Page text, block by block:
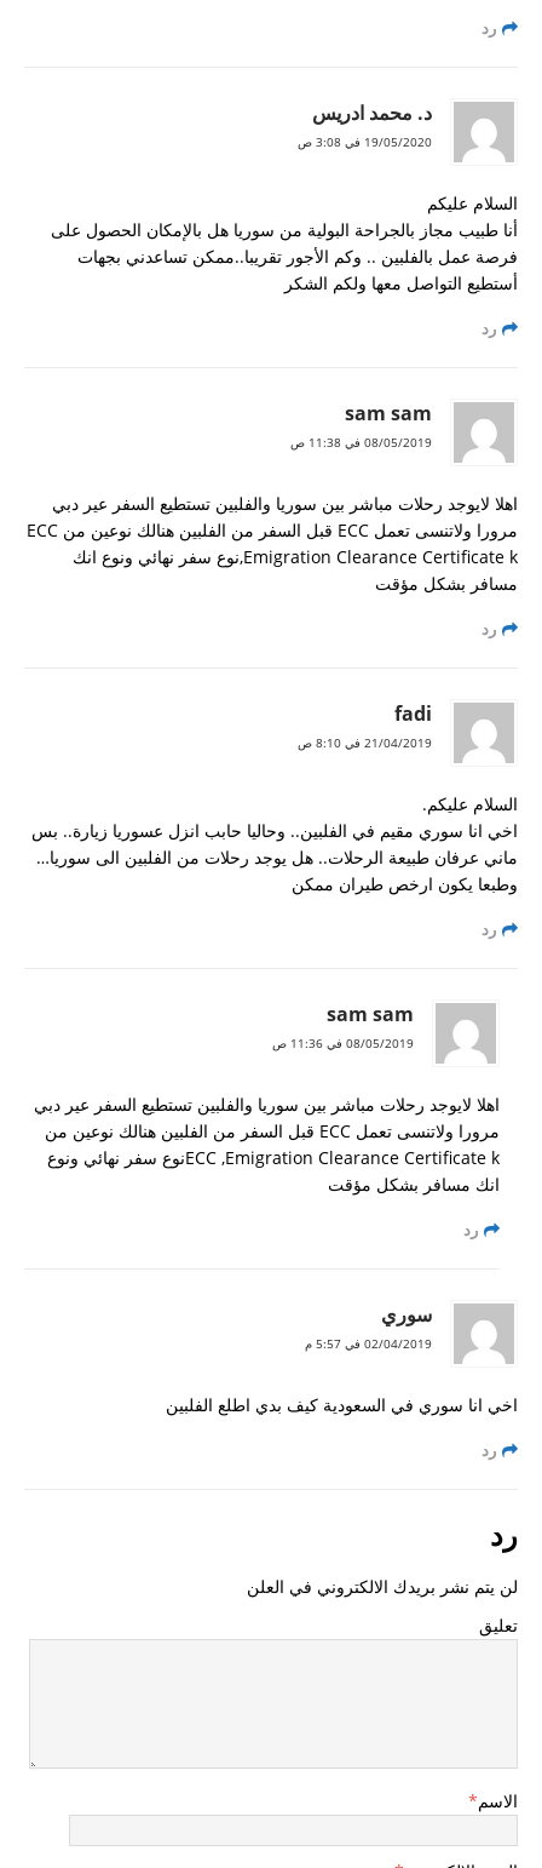
دراسة القانون في الفلبين
حصول على فيزا الي الفلبين و انا لبناني
طريقة حصول الجزائري على تأشيرة الفلبين
اريد عناوين الفنادق الاقتصادية في مانيلا
دراسة العلاج الطبيعي
زواج مغربية من سعودي
رد
د. محمد ادريس
19/05/2020 في 3:08 ص
السلام عليكم
أنا طبيب مجاز بالجراحة البولية من سوريا هل بالإمكان الحصول على
فرصة عمل بالفلبين .. وكم الأجور تقريبا..ممكن تساعدني بجهات
أستطيع التواصل معها ولكم الشكر
رد
sam sam
08/05/2019 في 11:38 ص
اهلا لايوجد رحلات مباشر بين سوريا والفلبين تستطيع السفر عير دبي
مرورا ولاتنسى تعمل ECC قبل السفر من الفلبين هنالك نوعين من ECC
,Emigration Clearance Certificate kنوع سفر نهائي ونوع انك
مسافر بشكل مؤقت
رد
fadi
21/04/2019 في 8:10 ص
السلام عليكم.
اخي انا سوري مقيم في الفلبين.. وحاليا حابب انزل عسوريا زيارة.. بس
ماني عرفان طبيعة الرحلات.. هل يوجد رحلات من الفلبين الى سوريا…
وطبعا يكون ارخص طيران ممكن
رد
sam sam
08/05/2019 في 11:36 ص
اهلا لايوجد رحلات مباشر بين سوريا والفلبين تستطيع السفر عير دبي
مرورا ولاتنسى تعمل ECC قبل السفر من الفلبين هنالك نوعين من
ECC ,Emigration Clearance Certificate kنوع سفر نهائي ونوع
انك مسافر بشكل مؤقت
رد
سوري
02/04/2019 في 5:57 م
اخي انا سوري في السعودية كيف بدي اطلع الفلبين
رد
رد
لن يتم نشر بريدك الالكتروني في العلن
تعليق
الاسم*